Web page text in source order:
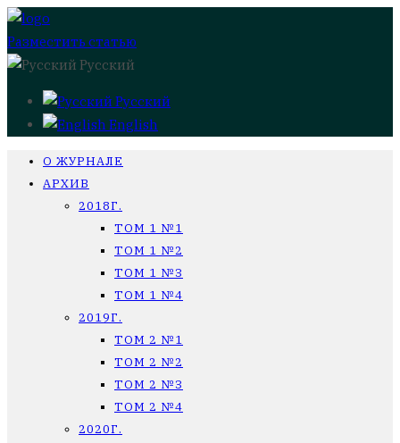
Разместить статью
Русский
Русский
English
О ЖУРНАЛЕ
АРХИВ
2018Г.
ТОМ 1 №1
ТОМ 1 №2
ТОМ 1 №3
ТОМ 1 №4
2019Г.
ТОМ 2 №1
ТОМ 2 №2
ТОМ 2 №3
ТОМ 2 №4
2020Г.